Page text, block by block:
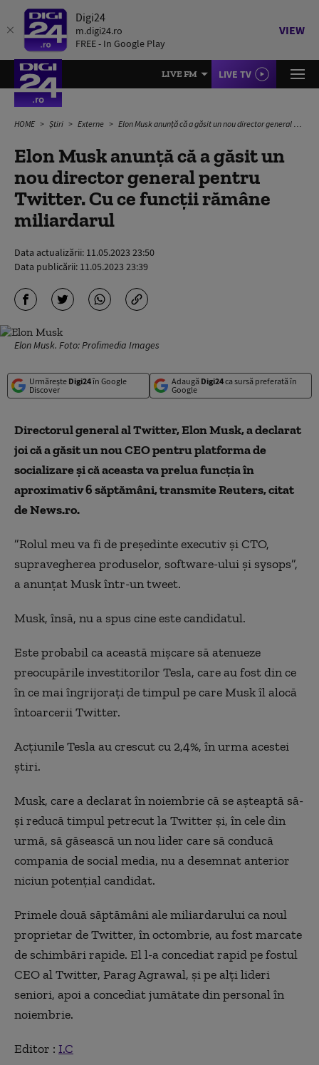
Digi24
m.digi24.ro
FREE - In Google Play
VIEW
LIVE FM LIVE TV
HOME Știri Externe Elon Musk anunță că a găsit un nou director general pentru Twitter. Cu ce funcții rămâne miliardarul
Elon Musk anunță că a găsit un
nou director general pentru
Twitter. Cu ce funcții rămâne
miliardarul
Data actualizării: 11.05.2023 23:50
Data publicării: 11.05.2023 23:39
Elon Musk. Foto: Profimedia Images
Urmărește Digi24în Google
Discover
Adaugă Digi24ca sursă preferată în
Google
Directorul general al Twitter, Elon Musk, a declarat
joi că a găsit un nou CEO pentru platforma de
socializare şi că aceasta va prelua funcţia în
aproximativ 6 săptămâni, transmite Reuters, citat
de News.ro.
”Rolul meu va fi de preşedinte executiv şi CTO,
supravegherea produselor, software-ului şi sysops”,
a anunţat Musk într-un tweet.
Musk, însă, nu a spus cine este candidatul.
Este probabil ca această mişcare să atenueze
preocupările investitorilor Tesla, care au fost din ce
în ce mai îngrijoraţi de timpul pe care Musk îl alocă
întoarcerii Twitter.
Acţiunile Tesla au crescut cu 2,4%, în urma acestei
ştiri.
Musk, care a declarat în noiembrie că se aşteaptă să-
şi reducă timpul petrecut la Twitter şi, în cele din
urmă, să găsească un nou lider care să conducă
compania de social media, nu a desemnat anterior
niciun potenţial candidat.
Primele două săptămâni ale miliardarului ca noul
proprietar de Twitter, în octombrie, au fost marcate
de schimbări rapide. El l-a concediat rapid pe fostul
CEO al Twitter, Parag Agrawal, şi pe alţi lideri
seniori, apoi a concediat jumătate din personal în
noiembrie.
Editor : I.C